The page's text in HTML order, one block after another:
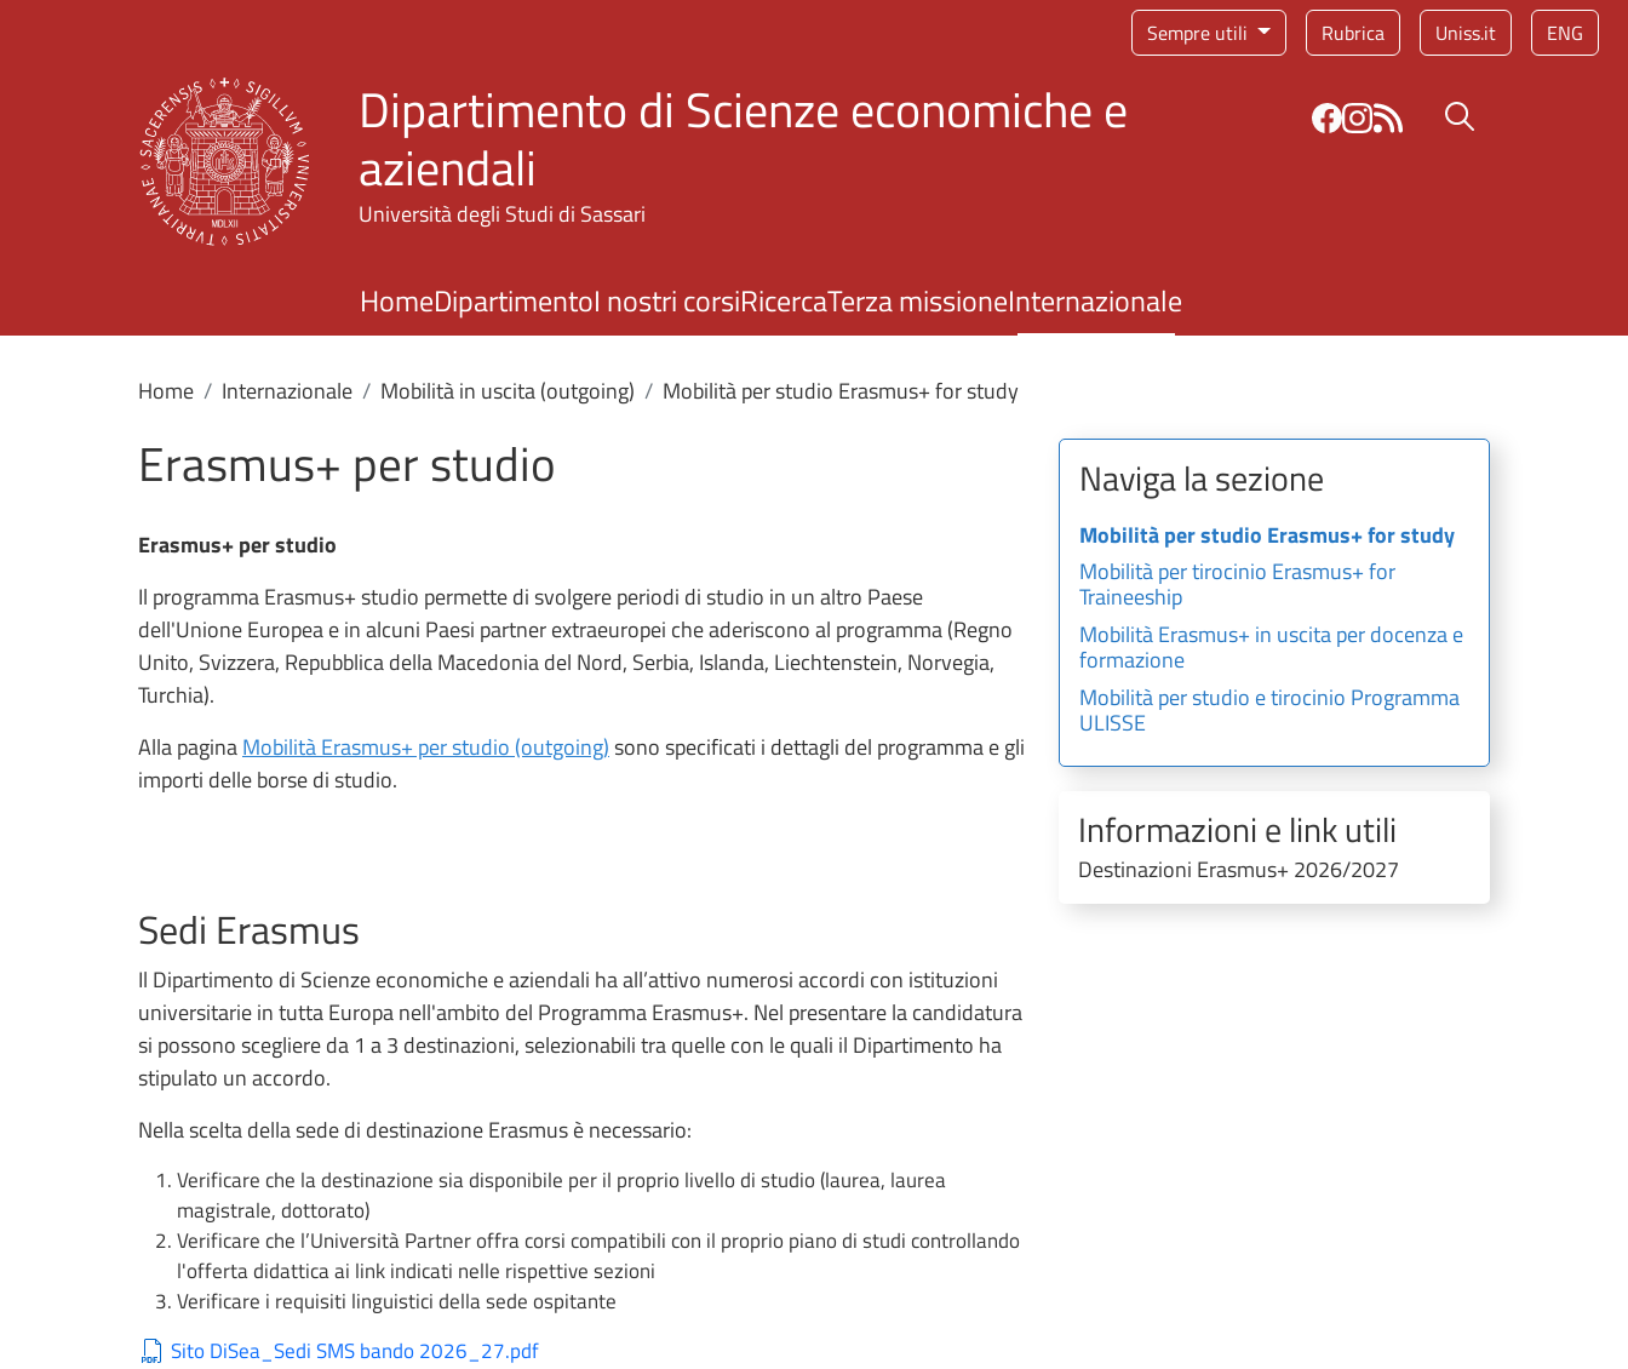
Sempre utili Rubrica Uniss.it ENG
Dipartimento di Scienze economiche e
aziendali
Università degli Studi di Sassari
Bottone cerca
HomeDipartimentoI nostri corsiRicercaTerza missioneInternazionale
Home Internazionale Mobilità in uscita (outgoing) Mobilità per studio Erasmus+ for study
Erasmus+ per studio
Erasmus+ per studio
Il programma Erasmus+ studio permette di svolgere periodi di studio in un altro Paese
dell'Unione Europea e in alcuni Paesi partner extraeuropei che aderiscono al programma (Regno
Unito, Svizzera, Repubblica della Macedonia del Nord, Serbia, Islanda, Liechtenstein, Norvegia,
Turchia).
Alla paginaMobilità Erasmus+ per studio (outgoing)sono specificati i dettagli del programma e gli
importi delle borse di studio.
Sedi Erasmus
Il Dipartimento di Scienze economiche e aziendali ha all’attivo numerosi accordi con istituzioni
universitarie in tutta Europa nell'ambito del Programma Erasmus+. Nel presentare la candidatura
si possono scegliere da 1 a 3 destinazioni, selezionabili tra quelle con le quali il Dipartimento ha
stipulato un accordo.
Nella scelta della sede di destinazione Erasmus è necessario:
Verificare che la destinazione sia disponibile per il proprio livello di studio (laurea, laurea
magistrale, dottorato)
Verificare che l’Università Partner offra corsi compatibili con il proprio piano di studi controllando
l'offerta didattica ai link indicati nelle rispettive sezioni
Verificare i requisiti linguistici della sede ospitante
Sito DiSea_Sedi SMS bando 2026_27.pdf
Naviga la sezione
Mobilità per studio Erasmus+ for study
Mobilità per tirocinio Erasmus+ for
Traineeship
Mobilità Erasmus+ in uscita per docenza e
formazione
Mobilità per studio e tirocinio Programma
ULISSE
Informazioni e link utili
Destinazioni Erasmus+ 2026/2027